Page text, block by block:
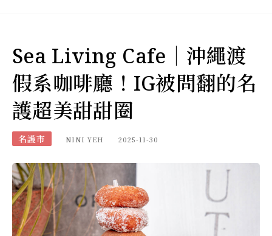
Sea Living Cafe｜沖繩渡
假系咖啡廳！IG被問翻的名
護超美甜甜圈
名護市 NINI YEH 2025-11-30